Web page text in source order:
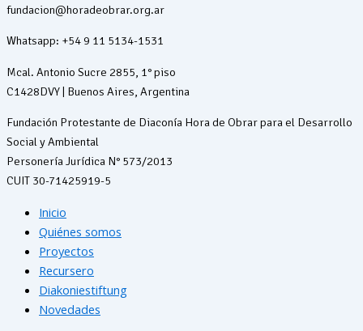
fundacion@horadeobrar.org.ar
Whatsapp: +54 9 11 5134-1531
Mcal. Antonio Sucre 2855, 1° piso
C1428DVY | Buenos Aires, Argentina
Fundación Protestante de Diaconía Hora de Obrar para el Desarrollo
Social y Ambiental
Personería Jurídica N° 573/2013
CUIT 30-71425919-5
Inicio
Quiénes somos
Proyectos
Recursero
Diakoniestiftung
Novedades